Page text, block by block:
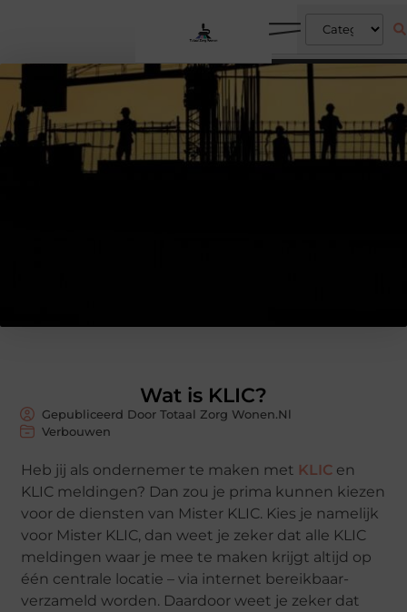
Wat is KLIC?
Gepubliceerd Door Totaal Zorg Wonen.nl
Verbouwen
Heb jij als ondernemer te maken met KLIC en
KLIC meldingen? Dan zou je prima kunnen kiezen
voor de diensten van Mister KLIC. Kies je namelijk
voor Mister KLIC, dan weet je zeker dat alle KLIC
meldingen waar je mee te maken krijgt altijd op
één centrale locatie – via internet bereikbaar-
verzameld worden. Daardoor weet je zeker dat